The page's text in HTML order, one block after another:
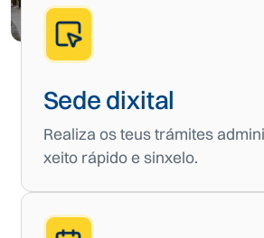
Sede dixital
Realiza os teus trámites
xeito rápido e sinxelo.